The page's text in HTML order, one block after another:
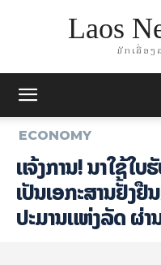
Laos
ມັກເລື່ອງ
ECONOMY
ແຈ້ງການ! ນໍາໃຊ້ໃບ
ເປັນເອກະສານຢັ້ງ
ປະມານແຫ່ງລັດ ຜ່າ